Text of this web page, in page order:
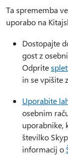
Ta sprememba
uporabo na
Dostopajte
gost z
Odprite
in se vpišite z
Uporabite
osebnim
uporabnike,
številko
informacij o